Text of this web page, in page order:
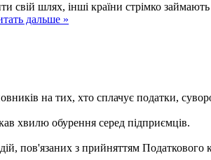
шлях, інші країни стрімко займають
дальше »
на тих, хто сплачує податки,
хвилю обурення серед підприємців.
пов'язаних з прийняттям Податкового